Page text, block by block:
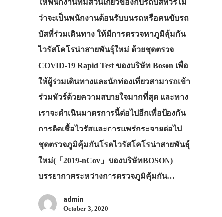
ให้พนักงานที่มีส่วนเกี่ยวข้องกับรถบัสทัวร์ไม่
ว่าจะเป็นพนักงานต้อนรับบนรถหรือคนขับรถ
บัสที่ร่วมเดินทาง ให้มีการตรวจหาภูมิคุ้มกัน
ไวรัสโคโรน่าสายพันธุ์ใหม่ ด้วยชุดตรวจ
COVID-19 Rapid Test ของบริษัท Boson เพื่อ
ให้ผู้ร่วมเดินทางและนักท่องเที่ยวสามารถเข้า
ร่วมทัวร์ด้วยความสบายใจมากที่สุด และทาง
เราจะดำเนินมาตรการนี้ต่อไปอีกเพื่อป้องกัน
การติดเชื้อไวรัสและการแพร่กระจายต่อไป
ชุดตรวจภูมิคุ้มกันโรคไวรัสโคโรน่าสายพันธุ์
ใหม่(「2019-nCov」ของบริษัทBOSON)
บรรยากาศระหว่างการตรวจภูมิคุ้มกัน…
admin
October 3, 2020